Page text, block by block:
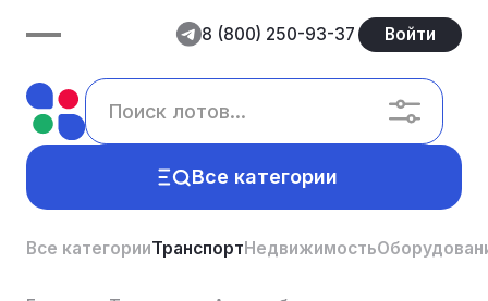
8 (800) 250-93-37 Войти
Все категории
Все категорииТранспортНедвижимость